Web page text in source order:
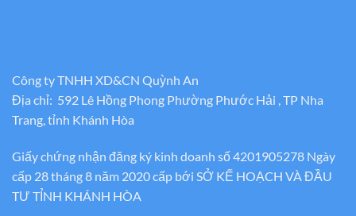
Công ty TNHH XD&CN Quỳnh An
Địa chỉ: 592 Lê Hồng Phong Phường Phước Hải , TP Nha
Trang, tỉnh Khánh Hòa
Giấy chứng nhận đăng ký kinh doanh số 4201905278 Ngày
cấp 28 tháng 8 năm 2020 cấp bới SỞ KẾ HOẠCH VÀ ĐẦU
TƯ TỈNH KHÁNH HÒA